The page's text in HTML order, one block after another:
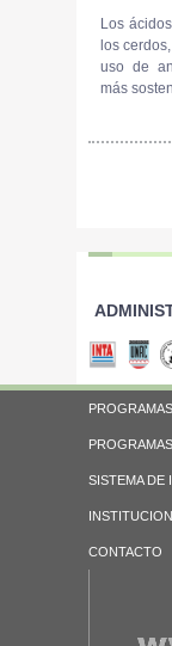
Los
los
uso de
más
SISTEMA DE
CONTACTO